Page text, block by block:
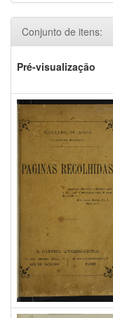
Conjunto de itens:
Pré-visualização